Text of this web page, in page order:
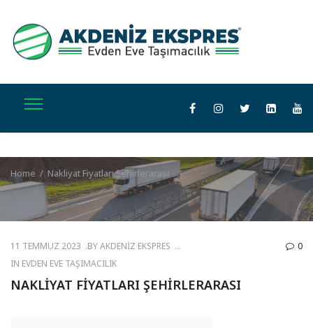
Home / Nakliyat Fiyatları Şehirlerarası
11 TEMMUZ 2023 BYAKDENIZ EKSPRES
IN EVDEN EVE TAŞIMACILIK
0
NAKLIYAT FIYATLARI ŞEHIRLERARASI